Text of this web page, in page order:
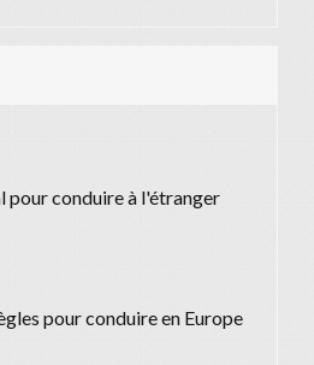
pour conduire à l'étranger
pour conduire en Europe